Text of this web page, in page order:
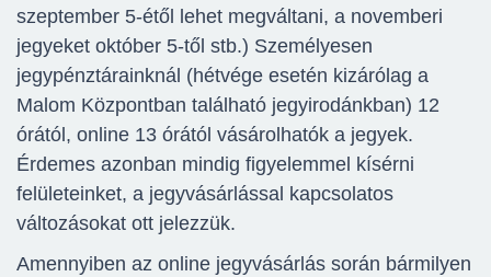
szeptember 5-étől lehet megváltani, a novemberi
jegyeket október 5-től stb.) Személyesen
jegypénztárainknál (hétvége esetén kizárólag a
Malom Központban található jegyirodánkban) 12
órától, online 13 órától vásárolhatók a jegyek.
Érdemes azonban mindig figyelemmel kísérni
felületeinket, a jegyvásárlással kapcsolatos
változásokat ott jelezzük.
Amennyiben az online jegyvásárlás során bármilyen